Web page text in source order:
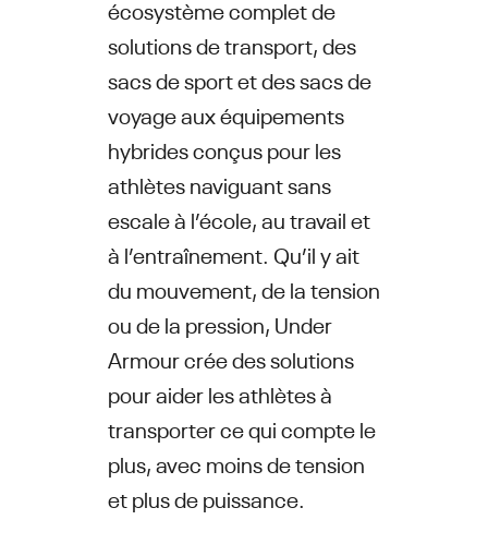
écosystème complet de
solutions de transport, des
sacs de sport et des sacs de
voyage aux équipements
hybrides conçus pour les
athlètes naviguant sans
escale à l’école, au travail et
à l’entraînement. Qu’il y ait
du mouvement, de la tension
ou de la pression, Under
Armour crée des solutions
pour aider les athlètes à
transporter ce qui compte le
plus, avec moins de tension
et plus de puissance.